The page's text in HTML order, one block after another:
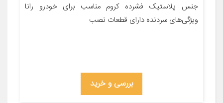
جنس پلاستیک فشرده کروم مناسب برای خودرو رانا
ویژگی‌های سردنده دارای قطعات نصب
بررسی و خرید